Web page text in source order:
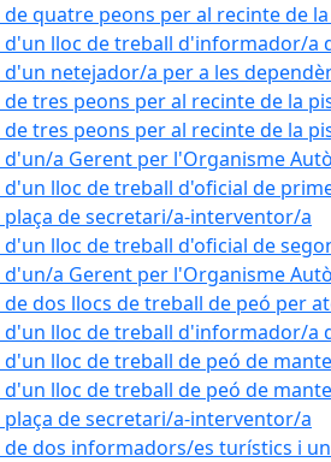
de quatre peons per al recinte de
d'un lloc de treball d'informador/a
d'un netejador/a per a les
de tres peons per al recinte de la
de tres peons per al recinte de la
d'un/a Gerent per l'Organisme
d'un lloc de treball d'oficial de
plaça de secretari/a-interventor/a
d'un lloc de treball d'oficial de
d'un/a Gerent per l'Organisme
de dos llocs de treball de peó per
d'un lloc de treball d'informador/a
d'un lloc de treball de peó de
d'un lloc de treball de peó de
plaça de secretari/a-interventor/a
de dos informadors/es turístics i